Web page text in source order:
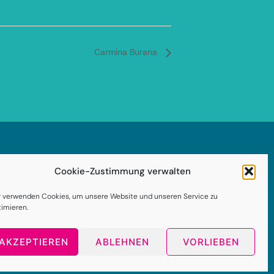
Cookie-Zustimmung verwalten
verwenden Cookies, um unsere Website und unseren Service zu
ABLEHNEN VORLIEBEN
Carmina Burana
Richtlinie (EU)